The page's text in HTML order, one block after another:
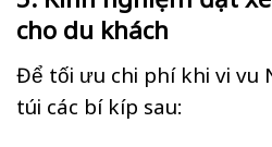
cho du khách
Để tối ưu chi phí khi vi vu
túi các bí kíp sau: